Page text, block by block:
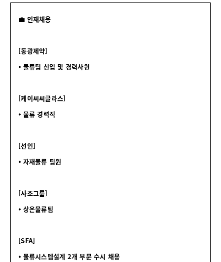
💼 인재채용
[동광제약]
⦁ 물류팀 신입 및 경력사원
[케이씨씨글라스]
⦁ 물류 경력직
[선인]
⦁ 자재물류 팀원
[사조그룹]
⦁ 상온물류팀
[SFA]
⦁ 물류시스템설계 2개 부문 수시 채용